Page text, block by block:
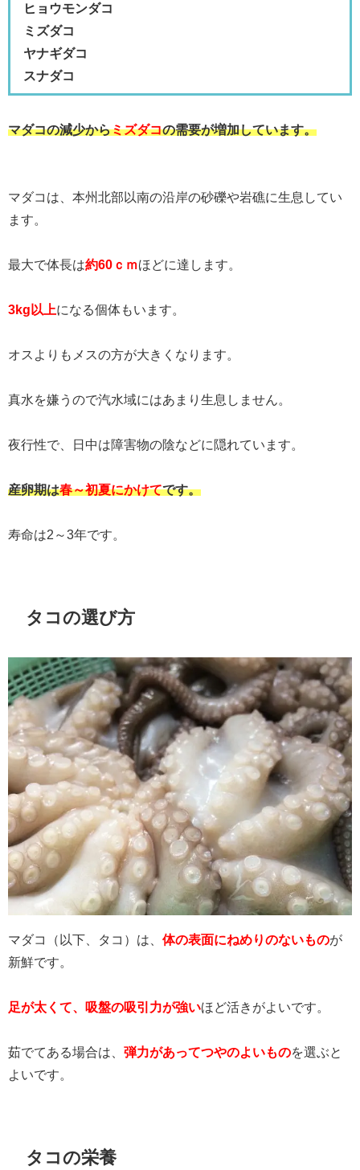
ヒョウモンダコ
ミズダコ
ヤナギダコ
スナダコ
マダコの減少からミズダコの需要が増加しています。
マダコは、本州北部以南の沿岸の砂礫や岩礁に生息してい
ます。
最大で体長は約60ｃｍほどに達します。
3kg以上になる個体もいます。
オスよりもメスの方が大きくなります。
真水を嫌うので汽水域にはあまり生息しません。
夜行性で、日中は障害物の陰などに隠れています。
産卵期は春～初夏にかけてです。
寿命は2～3年です。
タコの選び方
マダコ（以下、タコ）は、 体の表面にねめりのないものが
新鮮です。
足が太くて、吸盤の吸引力が強いほど活きがよいです。
茹でてある場合は、 弾力があってつやのよいものを選ぶと
よいです。
タコの栄養